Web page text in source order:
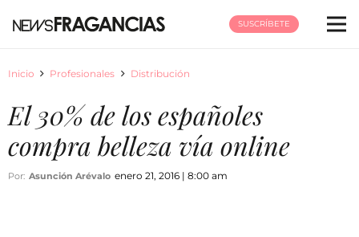
SUSCRÍBETE
Inicio Profesionales Distribución
El 30% de los españoles
compra belleza vía online
Por: Asunción Arévalo enero 21, 2016 | 8:00 am